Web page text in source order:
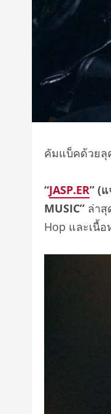
คัมแบ็คด้วยลุ
“JASP.ER” (
MUSIC” ล่าสุ
Hop และเนื้